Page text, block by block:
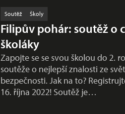
Soutěž Školy
Filipův pohár: soutěž o
školáky
Zapojte se se svou školou do 2.
soutěže o nejlepší znalosti ze
bezpečnosti. Jak na to?
16. října 2022! Soutěž je…